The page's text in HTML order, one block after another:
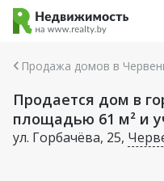
Продажа домов в
Продается дом в
площадью 61 м² и
ул. Горбачёва, 25,